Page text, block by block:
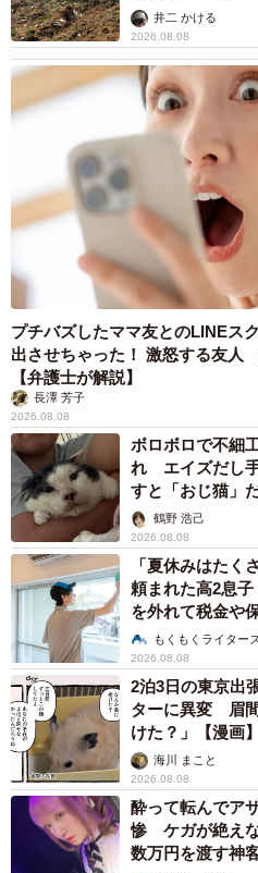
るか井二 かける
2026.08.08
プチバズしたママ友とのLINE
出させちゃった！ 激怒する友
【弁護士が解説】
長澤 芳子
2026.08.08
ボロボロで不細
れ エイズだし
すと「おじ猫」
鶴野 浩己
2026.08.08
「夏休みはたく
頼まれた高2息
を外れて税金や
説】もくもくライター
2026.08.08
2泊3日の東京出
ターに異変 眉
けた？」【漫画】
海川 まこと
2026.08.08
酔って転んでア
惨 ケガが絶え
数万円を渡す神